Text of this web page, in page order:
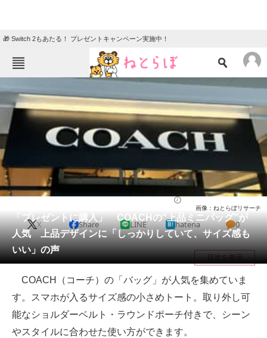
🎁 Switch 2もあたる！ プレゼントキャンペーン実施中！
ねとらぼメニュー
TOP ニュース
エンタメ クイズ
地域
住まい 教育・育児
動物
会員記事
メディア
注目記事を集めた総合ページ
ITの今と未来を見通す
スマホと通信の最新トレンド
「プレゼントに購入」 COACHの“上品ミニバッグ”が
人気 上品デザインに「しっかりしていて、サイズ感も
いい」の声
画像：ねとらぼリサーチ
X Share LINE hatena 0
目次を表示
COACH（コーチ）の「バッグ」が人気を集めていま
す。スマホが入るサイズ感の小さめトート。取り外し可
能なショルダーベルト・ラウンドポーチ付きで、シーン
やスタイルに合わせた使い方ができます。